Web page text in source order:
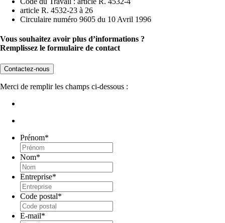
article R. 4532-23 à 26
Circulaire numéro 9605 du 10 Avril 1996
Vous souhaitez avoir plus d’informations ?
Remplissez le formulaire de contact
Contactez-nous
Merci de remplir les champs ci-dessous :
Prénom*
Nom*
Entreprise*
Code postal*
E-mail*